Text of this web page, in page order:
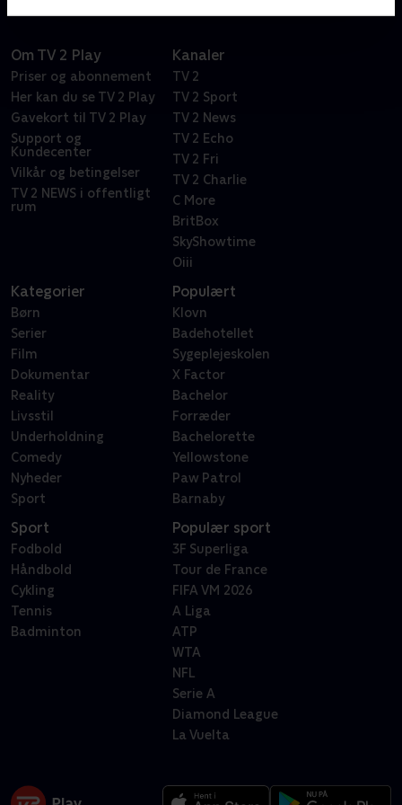
Om TV 2 Play
Priser og abonnement
Her kan du se TV 2 Play
Gavekort til TV 2 Play
Support og
Kundecenter
Vilkår og betingelser
TV 2 NEWS i offentligt
rum
Kanaler
TV 2
TV 2 Sport
TV 2 News
TV 2 Echo
TV 2 Fri
TV 2 Charlie
C More
BritBox
SkyShowtime
Oiii
Kategorier
Børn
Serier
Film
Dokumentar
Reality
Livsstil
Underholdning
Comedy
Nyheder
Sport
Populært
Klovn
Badehotellet
Sygeplejeskolen
X Factor
Bachelor
Forræder
Bachelorette
Yellowstone
Paw Patrol
Barnaby
Sport
Fodbold
Håndbold
Cykling
Tennis
Badminton
Populær sport
3F Superliga
Tour de France
FIFA VM 2026
A Liga
ATP
WTA
NFL
Serie A
Diamond League
La Vuelta